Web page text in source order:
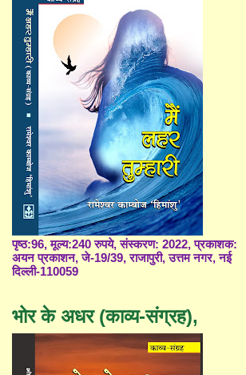
पृष्ठ:96, मूल्य:240 रुपये, संस्करण: 2022, प्रकाशक:
अयन प्रकाशन, जे-19/39, राजापुरी, उत्तम नगर, नई
दिल्ली-110059
भोर के अधर (काव्य-संग्रह),